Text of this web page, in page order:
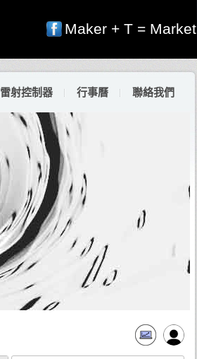
Maker + T = Market
雷射控制器 行事曆 聯絡我們